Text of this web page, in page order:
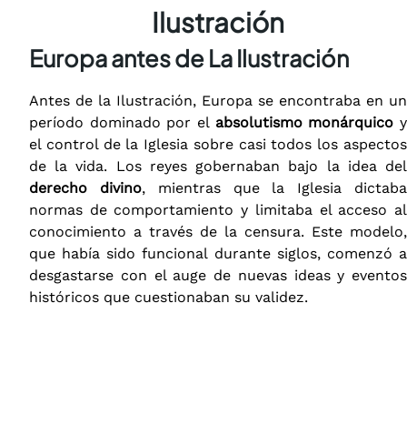
Ilustración
Europa antes de La Ilustración
Antes de la Ilustración, Europa se encontraba en un
período dominado por el absolutismo monárquico y
el control de la Iglesia sobre casi todos los aspectos
de la vida. Los reyes gobernaban bajo la idea del
derecho divino, mientras que la Iglesia dictaba
normas de comportamiento y limitaba el acceso al
conocimiento a través de la censura. Este modelo,
que había sido funcional durante siglos, comenzó a
desgastarse con el auge de nuevas ideas y eventos
históricos que cuestionaban su validez.